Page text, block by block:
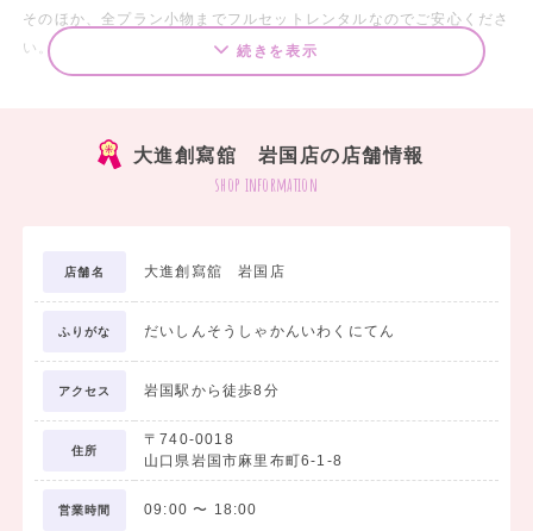
そのほか、全プラン小物までフルセットレンタルなのでご安心くださ
い。
ご来場プレゼントでは、人気コーヒーショップの
ギフトカードをプレゼントいたします。
大進創寫舘にお越しください★
続きを表示
大進創寫舘 岩国店の店舗情報
shop information
店舗名 大進創寫舘 岩国店
ふりがな だいしんそうしゃかんいわくにてん
アクセス 岩国駅から徒歩8分
住所
〒740-0018
山口県岩国市麻里布町6-1-8
営業時間 09:00 〜 18:00